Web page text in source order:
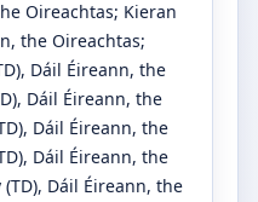
Oireachtas; Kieran
the Oireachtas;
, Dáil Éireann, the
, Dáil Éireann, the
, Dáil Éireann, the
, Dáil Éireann, the
(TD), Dáil Éireann, the